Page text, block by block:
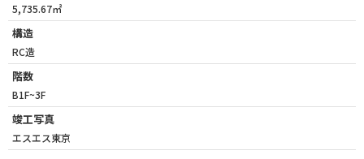
5,735.67㎡
構造
RC造
階数
B1F~3F
竣工写真
エスエス東京